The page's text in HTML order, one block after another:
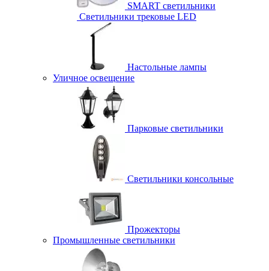
SMART светильники
Светильники трековые LED
Настольные лампы
Уличное освещение
Парковые светильники
Светильники консольные
Прожекторы
Промышленные светильники